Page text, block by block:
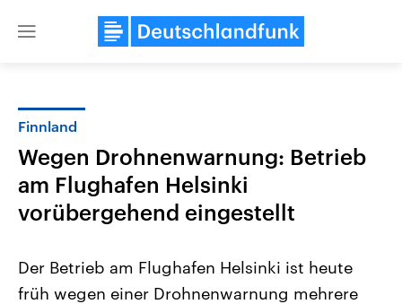
Close
Finnland
Wegen Drohnenwarnung: Betrieb
am Flughafen Helsinki
vorübergehend eingestellt
Der Betrieb am Flughafen Helsinki ist heute
früh wegen einer Drohnenwarnung mehrere